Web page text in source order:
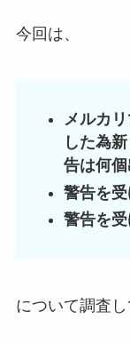
今回は、
メルカ
した為
告は何
警告を
警告を
について調査し